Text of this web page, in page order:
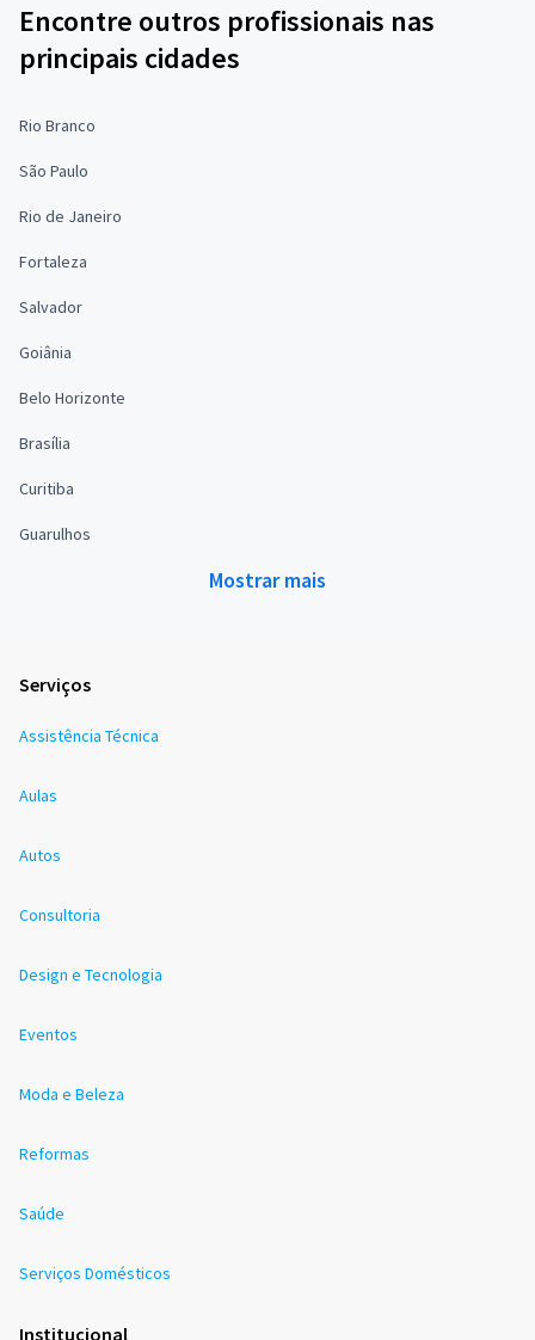
Encontre outros profissionais nas
principais cidades
Rio Branco
São Paulo
Rio de Janeiro
Fortaleza
Salvador
Goiânia
Belo Horizonte
Brasília
Curitiba
Guarulhos
Mostrar mais
Serviços
Assistência Técnica
Aulas
Autos
Consultoria
Design e Tecnologia
Eventos
Moda e Beleza
Reformas
Saúde
Serviços Domésticos
Institucional